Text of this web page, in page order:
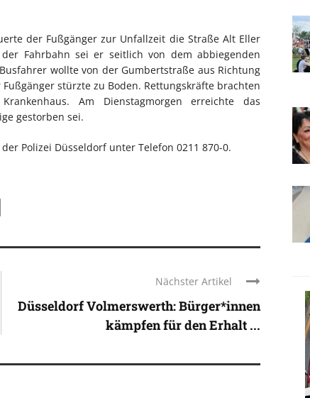
der Fußgänger zur Unfallzeit die Straße Alt Eller
Fahrbahn sei er seitlich von dem abbiegenden
wollte von der Gumbertstraße aus Richtung
stürzte zu Boden. Rettungskräfte brachten
Am Dienstagmorgen erreichte das
gestorben sei.
Polizei Düsseldorf unter Telefon 0211 870-0.
Nächster Artikel
Düsseldorf Volmerswerth: Bürger*innen
kämpfen für den Erhalt ...